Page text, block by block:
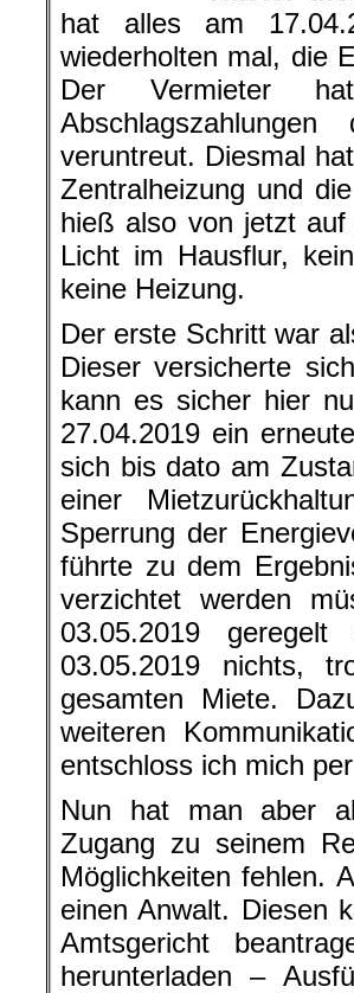
hat alles am
wiederholten mal, die
Der Vermieter
veruntreut. Diesmal
Zentralheizung und
hieß also von jetzt auf
Licht im Hausflur,
keine Heizung.
Der erste Schritt war
Dieser versicherte
kann es sicher hier
27.04.2019 ein
sich bis dato am
einer
Sperrung der
führte zu dem
verzichtet werden
03.05.2019
03.05.2019 nichts,
gesamten Miete.
weiteren
entschloss ich mich
Nun hat man aber
Zugang zu seinem
Möglichkeiten fehlen.
einen Anwalt. Diesen
Amtsgericht
herunterladen –